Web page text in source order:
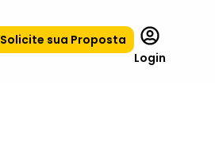
Solicite sua Proposta
Login